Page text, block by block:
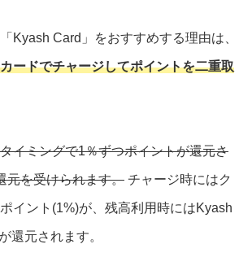
Kyash Card」をおすすめする理由は、
ードでチャージしてポイントを二重取
イミングで1％ずつポイントが還元さ
元を受けられます。 チャージ時にはク
イント(1%)が、残高利用時にはKyash
還元されます。